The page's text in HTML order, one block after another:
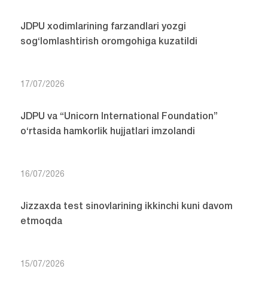
JDPU xodimlarining farzandlari yozgi
sog‘lomlashtirish oromgohiga kuzatildi
17/07/2026
JDPU va “Unicorn International Foundation”
o‘rtasida hamkorlik hujjatlari imzolandi
16/07/2026
Jizzaxda test sinovlarining ikkinchi kuni davom
etmoqda
15/07/2026